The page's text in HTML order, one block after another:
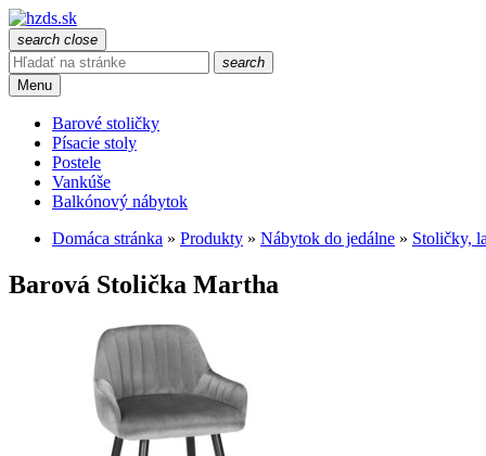
search close
search
Menu
Barové stoličky
Písacie stoly
Postele
Vankúše
Balkónový nábytok
Domáca stránka » Produkty » Nábytok do jedálne » Stoličky,
Barová Stolička Martha